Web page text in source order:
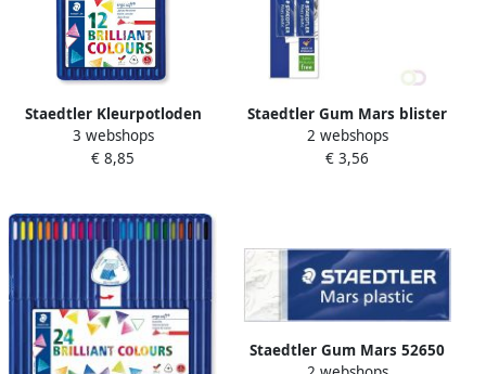
Staedtler Kleurpotloden
Ergosoft driekantig 12stuks
assorti
3 webshops
€ 8,85
Staedtler Gum Mars blister
Ã 4 stuks
2 webshops
€ 3,56
Staedtler Gum Mars 52650